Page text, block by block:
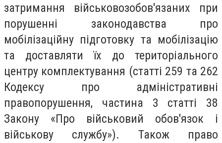
затримання військовозобов'язаних при
порушенні законодавства про
мобілізаційну підготовку та мобілізацію
та доставляти їх до територіального
центру комплектування (статті 259 та 262
Кодексу про адміністративні
правопорушення, частина 3 статті 38
Закону «Про військовий обов'язок і
військову службу»). Також право